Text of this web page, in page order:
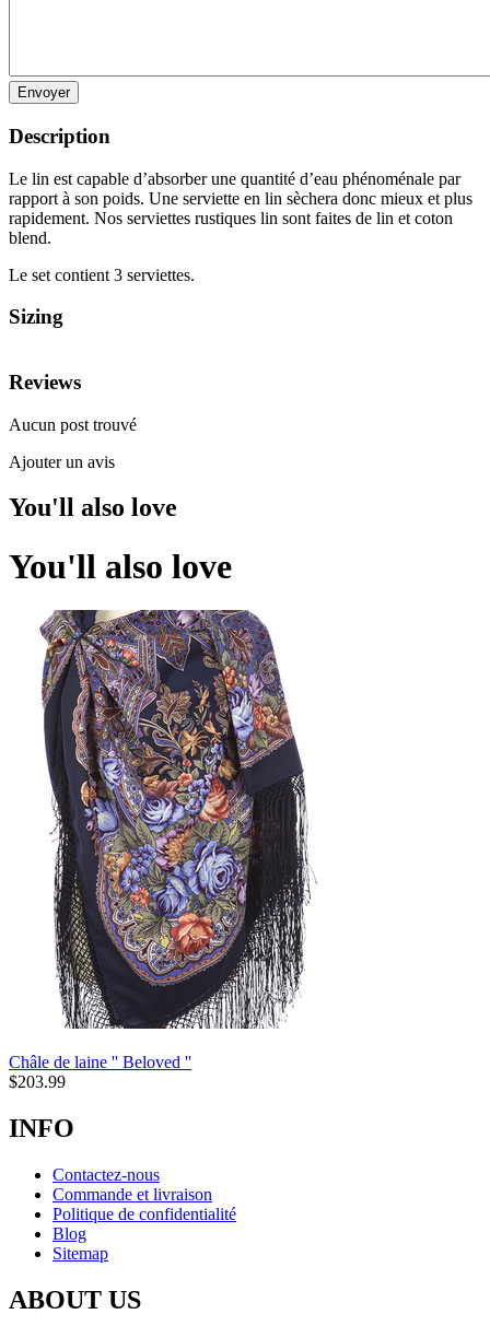
Envoyer
Description
Le lin est capable d’absorber une quantité d’eau phénoménale par
rapport à son poids. Une serviette en lin sèchera donc mieux et plus
rapidement. Nos serviettes rustiques lin sont faites de lin et coton
blend.
Le set contient 3 serviettes.
Sizing
Reviews
Aucun post trouvé
Ajouter un avis
You'll also love
You'll also love
Châle de laine '' Beloved ''
$203.99
INFO
Contactez-nous
Commande et livraison
Politique de confidentialité
Blog
Sitemap
ABOUT US